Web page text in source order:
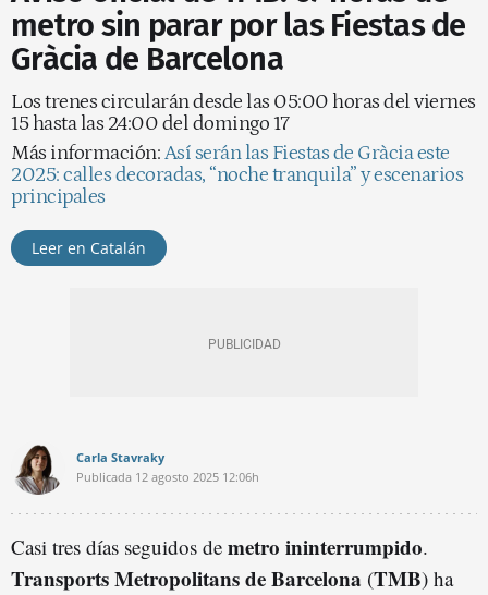
metro sin parar por las Fiestas de
Gràcia de Barcelona
Los trenes circularán desde las 05:00 horas del viernes
15 hasta las 24:00 del domingo 17
Más información:Así serán las Fiestas de Gràcia este
2025: calles decoradas, “noche tranquila” y escenarios
principales
Leer en Catalán
Carla Stavraky
Publicada 12 agosto 2025 12:06h
Casi tres días seguidos de metro ininterrumpido.
Transports Metropolitans de Barcelona (TMB) ha